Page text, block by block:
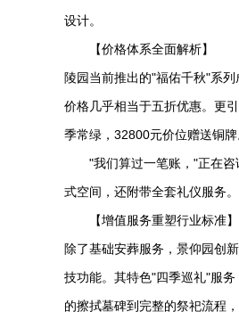
设计。
【价格体系全面解析】
陵园当前推出的"福佑千秋"系
价格几乎相当于五折优惠。更
季常绿，32800元价位赠送铜
"我们算过一笔账，"正在
式空间，还附带全套礼仪服务
【增值服务重塑行业标准】
除了基础安葬服务，景仰园创
技功能。其特色"四季巡礼"服
的擦拭墓碑到完整的祭祀流程